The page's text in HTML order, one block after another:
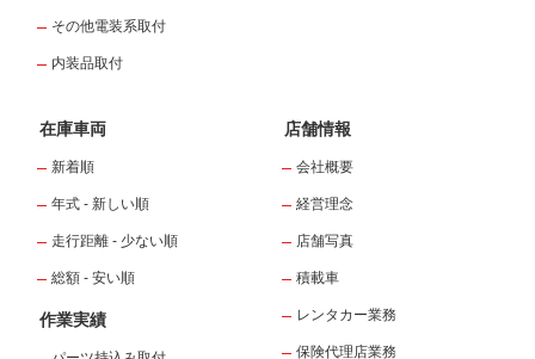
その他電装系取付
内装品取付
在庫車両
新着順
年式 - 新しい順
走行距離 - 少ない順
総額 - 安い順
作業実績
店舗情報
会社概要
経営理念
店舗写真
積載車
レンタカー業務
保険代理店業務